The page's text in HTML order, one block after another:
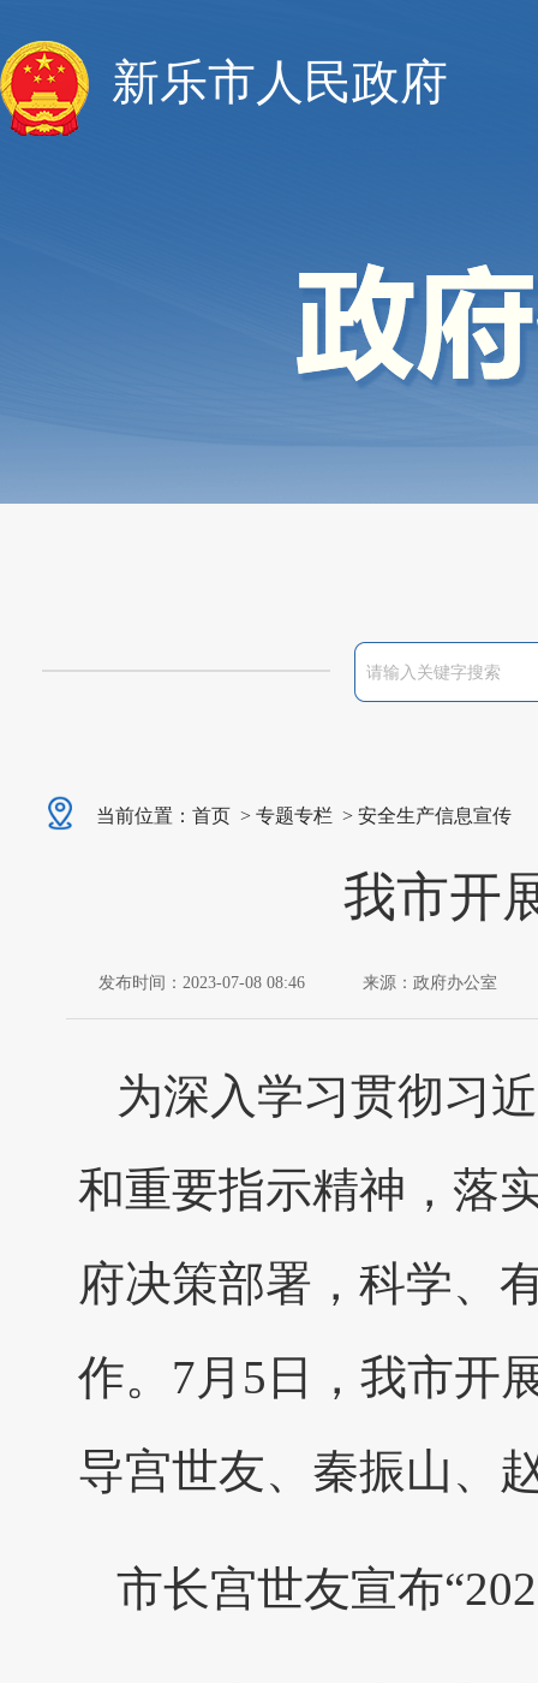
新乐市人民政府
当前位置： 首页 > 专题专栏 > 安全生产信息宣传
我市开
发布时间：2023-07-08 08:46 来源：政府办公室
为深入学习贯彻习
和重要指示精神，落
府决策部署，科学、
作。7月5日，我市开
导宫世友、秦振山、
市长宫世友宣布